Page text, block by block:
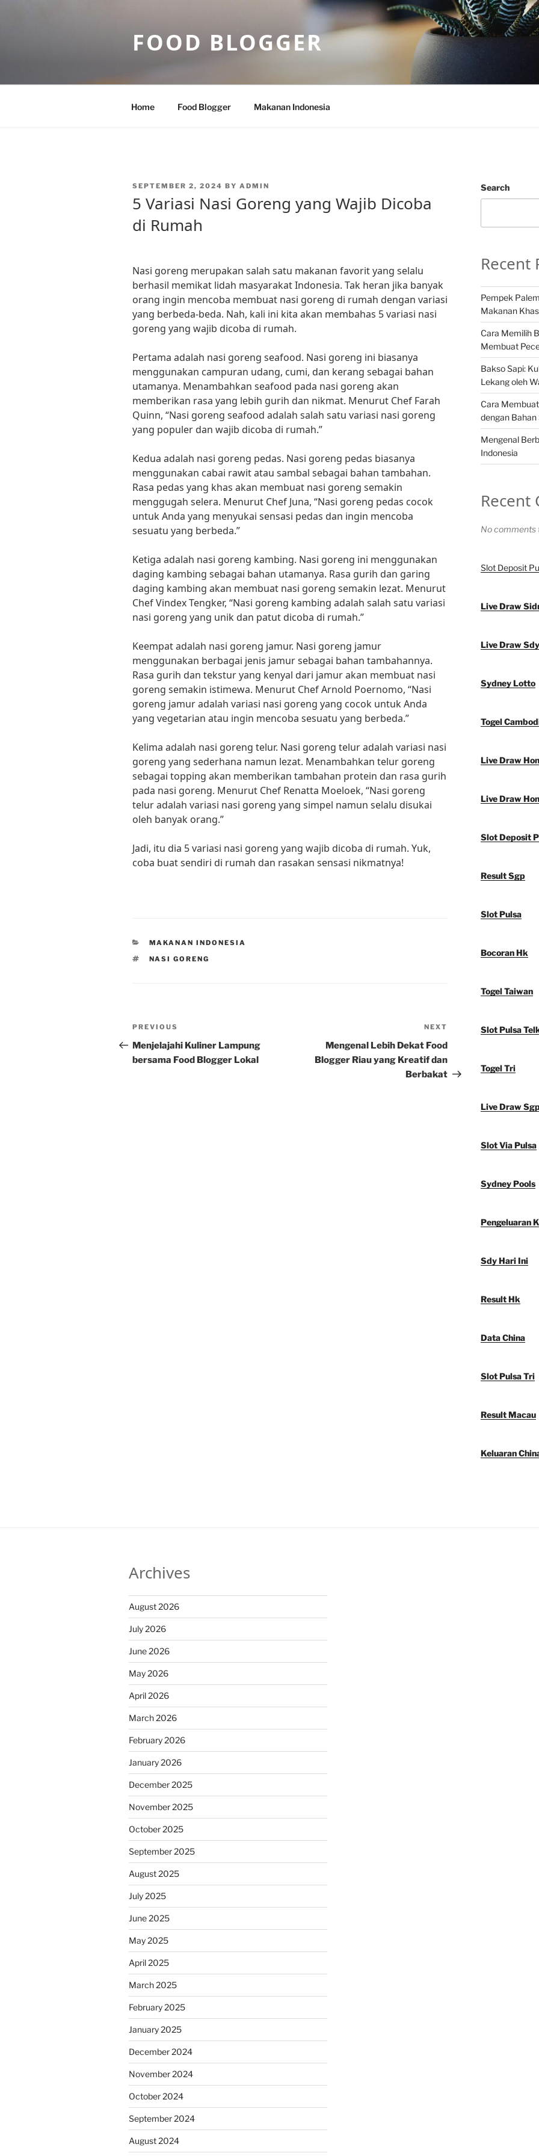
FOOD BLOGGER
Home Food Blogger Makanan Indonesia
POSTED
SEPTEMBER 2, 2024 BY ADMIN
5 Variasi Nasi Goreng yang Wajib Dicoba
di Rumah
Nasi goreng merupakan salah satu makanan favorit yang selalu
berhasil memikat lidah masyarakat Indonesia. Tak heran jika banyak
orang ingin mencoba membuat nasi goreng di rumah dengan variasi
yang berbeda-beda. Nah, kali ini kita akan membahas 5 variasi nasi
goreng yang wajib dicoba di rumah.
Pertama adalah nasi goreng seafood. Nasi goreng ini biasanya
menggunakan campuran udang, cumi, dan kerang sebagai bahan
utamanya. Menambahkan seafood pada nasi goreng akan
memberikan rasa yang lebih gurih dan nikmat. Menurut Chef Farah
Quinn, “Nasi goreng seafood adalah salah satu variasi nasi goreng
yang populer dan wajib dicoba di rumah.”
Kedua adalah nasi goreng pedas. Nasi goreng pedas biasanya
menggunakan cabai rawit atau sambal sebagai bahan tambahan.
Rasa pedas yang khas akan membuat nasi goreng semakin
menggugah selera. Menurut Chef Juna, “Nasi goreng pedas cocok
untuk Anda yang menyukai sensasi pedas dan ingin mencoba
sesuatu yang berbeda.”
Ketiga adalah nasi goreng kambing. Nasi goreng ini menggunakan
daging kambing sebagai bahan utamanya. Rasa gurih dan garing
daging kambing akan membuat nasi goreng semakin lezat. Menurut
Chef Vindex Tengker, “Nasi goreng kambing adalah salah satu variasi
nasi goreng yang unik dan patut dicoba di rumah.”
Keempat adalah nasi goreng jamur. Nasi goreng jamur
menggunakan berbagai jenis jamur sebagai bahan tambahannya.
Rasa gurih dan tekstur yang kenyal dari jamur akan membuat nasi
goreng semakin istimewa. Menurut Chef Arnold Poernomo, “Nasi
goreng jamur adalah variasi nasi goreng yang cocok untuk Anda
yang vegetarian atau ingin mencoba sesuatu yang berbeda.”
Kelima adalah nasi goreng telur. Nasi goreng telur adalah variasi nasi
goreng yang sederhana namun lezat. Menambahkan telur goreng
sebagai topping akan memberikan tambahan protein dan rasa gurih
pada nasi goreng. Menurut Chef Renatta Moeloek, “Nasi goreng
telur adalah variasi nasi goreng yang simpel namun selalu disukai
oleh banyak orang.”
Jadi, itu dia 5 variasi nasi goreng yang wajib dicoba di rumah. Yuk,
coba buat sendiri di rumah dan rasakan sensasi nikmatnya!
CATEGORIES
MAKANAN INDONESIA
TAGS
NASI GORENG
Post
navigation
Previous
Post
PREVIOUS
Menjelajahi Kuliner Lampung
bersama Food Blogger Lokal
Post
NEXT
Mengenal Lebih Dekat Food
Blogger Riau yang Kreatif dan
Berbakat
Search
Recent
Pempek
Makanan
Cara Memilih
Membuat
Bakso Sapi:
Lekang oleh
Cara
dengan Bahan
Mengenal
Indonesia
Recent
No comments
Slot Deposit
Live Draw
Live Draw Sdy
Sydney Lotto
Togel
Live Draw
Live Draw
Slot Deposit
Result Sgp
Slot Pulsa
Bocoran Hk
Togel Taiwan
Slot Pulsa
Togel Tri
Live Draw
Slot Via Pulsa
Sydney Pools
Pengeluaran
Sdy Hari Ini
Result Hk
Data China
Slot Pulsa Tri
Result Macau
Keluaran
Archives
August 2026
July 2026
June 2026
May 2026
April 2026
March 2026
February 2026
January 2026
December 2025
November 2025
October 2025
September 2025
August 2025
July 2025
June 2025
May 2025
April 2025
March 2025
February 2025
January 2025
December 2024
November 2024
October 2024
September 2024
August 2024